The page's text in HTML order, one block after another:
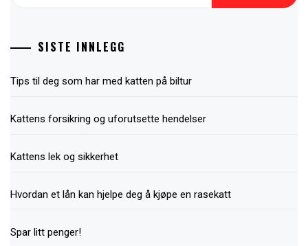
SISTE INNLEGG
Tips til deg som har med katten på biltur
Kattens forsikring og uforutsette hendelser
Kattens lek og sikkerhet
Hvordan et lån kan hjelpe deg å kjøpe en rasekatt
Spar litt penger!